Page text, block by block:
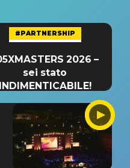
#PARTNERSHIP
2026 –
sei stato
INDIMENTICABILE!